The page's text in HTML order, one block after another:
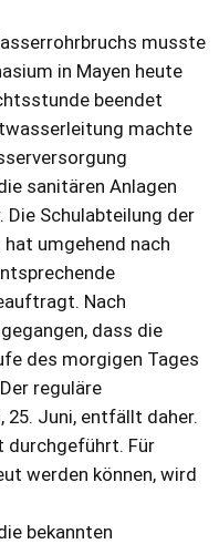
musste
in Mayen heute
beendet
machte
sanitären Anlagen
Schulabteilung der
umgehend nach
Nach
dass die
des morgigen Tages
reguläre
Juni, entfällt daher.
durchgeführt. Für
werden können, wird
bekannten